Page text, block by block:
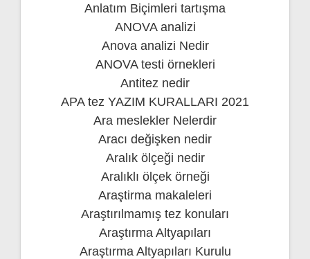
Anlatım Biçimleri tartışma
ANOVA analizi
Anova analizi Nedir
ANOVA testi örnekleri
Antitez nedir
APA tez YAZIM KURALLARI 2021
Ara meslekler Nelerdir
Aracı değişken nedir
Aralık ölçeği nedir
Aralıklı ölçek örneği
Araştirma makaleleri
Araştırılmamış tez konuları
Araştırma Altyapıları
Araştırma Altyapıları Kurulu